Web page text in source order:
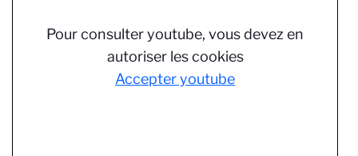
Pour consulter youtube, vous devez en
autoriser les cookies
Accepter youtube